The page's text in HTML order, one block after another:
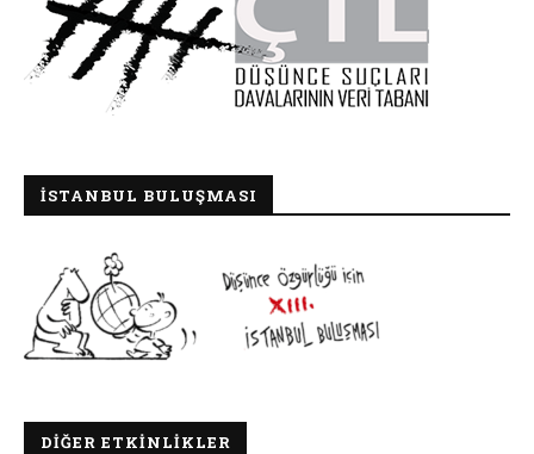
İSTANBUL BULUŞMASI
DIĞER ETKINLIKLER